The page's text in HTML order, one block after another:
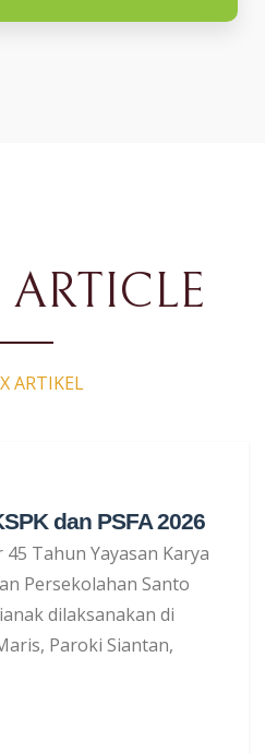
ARTICLE
ARTIKEL
dan PSFA 2026
Tahun Yayasan Karya
Persekolahan Santo
dilaksanakan di
Paroki Siantan,